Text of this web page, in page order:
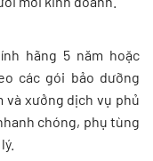
hãng 5 năm hoặc
các gói bảo dưỡng
và xưởng dịch vụ phủ
chóng, phụ tùng